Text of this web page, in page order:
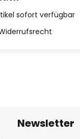
sofort verfügbar
Newsletter